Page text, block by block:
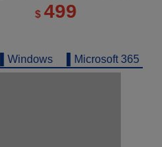
$ 499
▌Windows ▌Microsoft 365